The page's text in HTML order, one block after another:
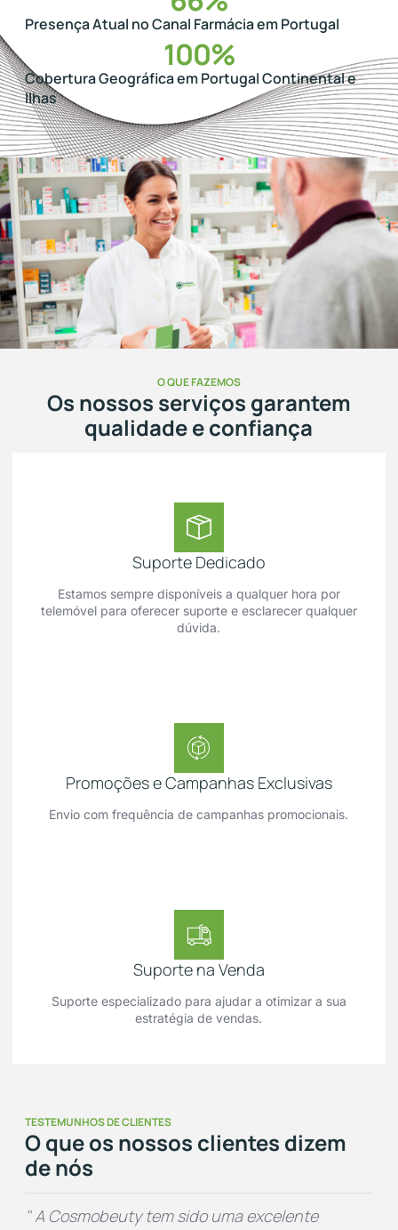
Presença Atual no Canal Farmácia em Portugal
100%
Cobertura Geográfica em Portugal Continental e
Ilhas
O QUE FAZEMOS
Os nossos serviços garantem
qualidade e confiança
Suporte Dedicado
Estamos sempre disponíveis a qualquer hora por
telemóvel para oferecer suporte e esclarecer qualquer
dúvida.
Promoções e Campanhas Exclusivas
Envio com frequência de campanhas promocionais.
Suporte na Venda
Suporte especializado para ajudar a otimizar a sua
estratégia de vendas.
TESTEMUNHOS DE CLIENTES
O que os nossos clientes dizem
de nós
" A Cosmobeuty tem sido uma excelente